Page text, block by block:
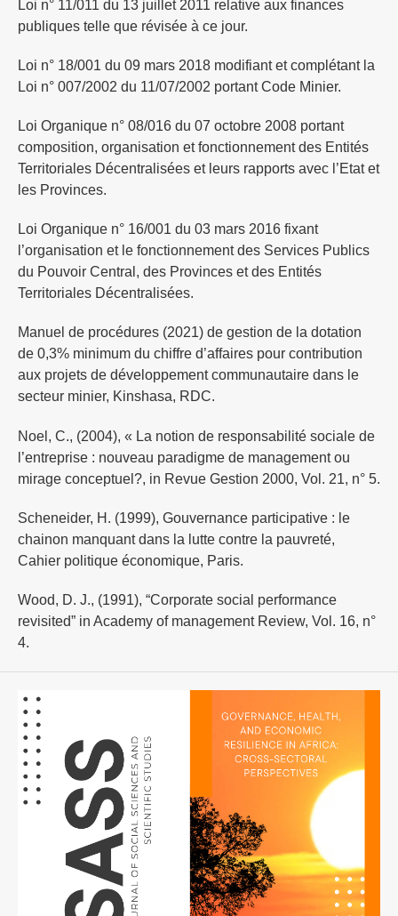
Loi n° 11/011 du 13 juillet 2011 relative aux finances
publiques telle que révisée à ce jour.
Loi n° 18/001 du 09 mars 2018 modifiant et complétant la
Loi n° 007/2002 du 11/07/2002 portant Code Minier.
Loi Organique n° 08/016 du 07 octobre 2008 portant
composition, organisation et fonctionnement des Entités
Territoriales Décentralisées et leurs rapports avec l’Etat et
les Provinces.
Loi Organique n° 16/001 du 03 mars 2016 fixant
l’organisation et le fonctionnement des Services Publics
du Pouvoir Central, des Provinces et des Entités
Territoriales Décentralisées.
Manuel de procédures (2021) de gestion de la dotation
de 0,3% minimum du chiffre d’affaires pour contribution
aux projets de développement communautaire dans le
secteur minier, Kinshasa, RDC.
Noel, C., (2004), « La notion de responsabilité sociale de
l’entreprise : nouveau paradigme de management ou
mirage conceptuel?, in Revue Gestion 2000, Vol. 21, n° 5.
Scheneider, H. (1999), Gouvernance participative : le
chainon manquant dans la lutte contre la pauvreté,
Cahier politique économique, Paris.
Wood, D. J., (1991), “Corporate social performance
revisited” in Academy of management Review, Vol. 16, n°
4.